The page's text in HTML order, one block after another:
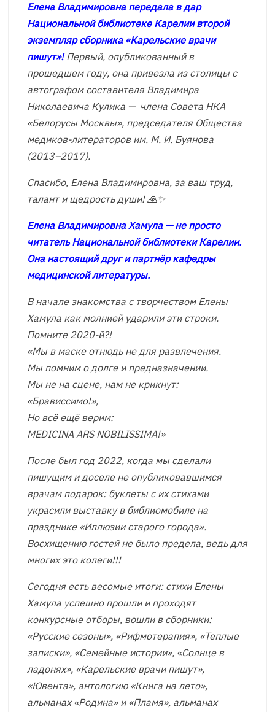
Елена Владимировна передала в дар
Национальной библиотеке Карелии второй
экземпляр сборника «Карельские врачи
пишут»!Первый, опубликованный в
прошедшем году, она привезла из столицы с
автографом составителя Владимира
Николаевича Кулика — члена Совета НКА
«Белорусы Москвы», председателя Общества
медиков-литераторов им. М. И. Буянова
(2013–2017).
Спасибо, Елена Владимировна, за ваш труд,
талант и щедрость души! 🙏✨
Елена Владимировна Хамула — не просто
читатель Национальной библиотеки Карелии.
Она настоящий друг и партнёр кафедры
медицинской литературы.
В начале знакомства с творчеством Елены
Хамула как молнией ударили эти строки.
Помните 2020-й?!
«Мы в маске отнюдь не для развлечения.
Мы помним о долге и предназначении.
Мы не на сцене, нам не крикнут:
«Брависсимо!»,
Но всё ещё верим:
MEDICINA ARS NOBILISSIMA!»
После был год 2022, когда мы сделали
пишущим и доселе не опубликовавшимся
врачам подарок: буклеты с их стихами
украсили выставку в библиомобиле на
празднике «Иллюзии старого города».
Восхищению гостей не было предела, ведь для
многих это колеги!!!
Сегодня есть весомые итоги: стихи Елены
Хамула успешно прошли и проходят
конкурсные отборы, вошли в сборники:
«Русские сезоны», «Рифмотерапия», «Теплые
записки», «Семейные истории», «Солнце в
ладонях», «Карельские врачи пишут»,
«Ювента», антологию «Книга на лето»,
альманах «Родина» и «Пламя», альманах